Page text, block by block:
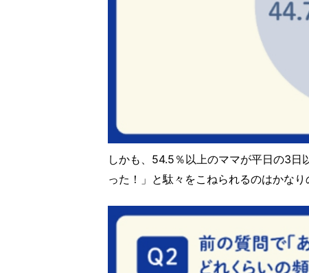
しかも、54.5％以上のママが平日の3
った！」と駄々をこねられるのはかなり